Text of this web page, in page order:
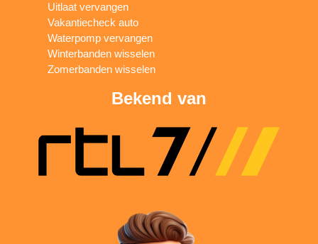
Uitlaat vervangen
Vakantiecheck auto
Waterpomp vervangen
Winterbanden wisselen
Zomerbanden wisselen
Bekend van